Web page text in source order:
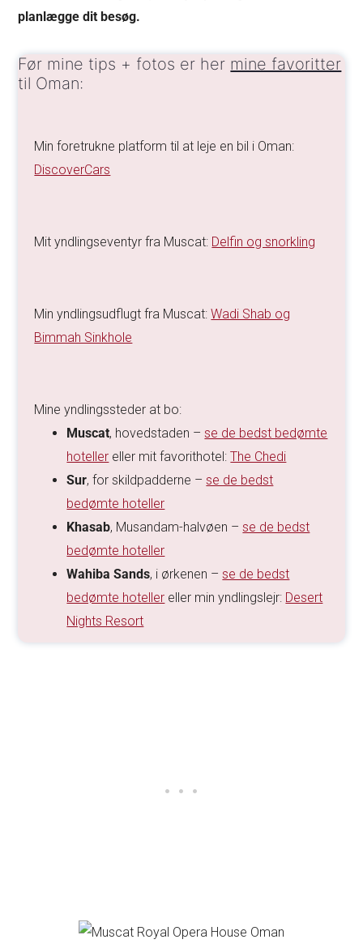
planlægge dit besøg.
Før mine tips + fotos er her mine favoritter
til Oman:
Min foretrukne platform til at leje en bil i Oman:
DiscoverCars
Mit yndlingseventyr fra Muscat: Delfin og snorkling
Min yndlingsudflugt fra Muscat:Wadi Shab og
Bimmah Sinkhole
Mine yndlingssteder at bo:
Muscat, hovedstaden –se de bedst bedømte
hoteller eller mit favorithotel:The Chedi
Sur, for skildpadderne –se de bedst
bedømte hoteller
Khasab, Musandam-halvøen –se de bedst
bedømte hoteller
Wahiba Sands, i ørkenen –se de bedst
bedømte hoteller eller min yndlingslejr: Desert
Nights Resort